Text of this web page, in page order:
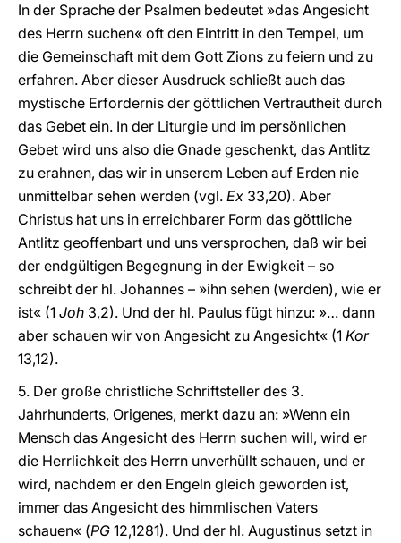
In der Sprache der Psalmen bedeutet »das Angesicht
des Herrn suchen« oft den Eintritt in den Tempel, um
die Gemeinschaft mit dem Gott Zions zu feiern und zu
erfahren. Aber dieser Ausdruck schließt auch das
mystische Erfordernis der göttlichen Vertrautheit durch
das Gebet ein. In der Liturgie und im persönlichen
Gebet wird uns also die Gnade geschenkt, das Antlitz
zu erahnen, das wir in unserem Leben auf Erden nie
unmittelbar sehen werden (vgl. Ex 33,20). Aber
Christus hat uns in erreichbarer Form das göttliche
Antlitz geoffenbart und uns versprochen, daß wir bei
der endgültigen Begegnung in der Ewigkeit – so
schreibt der hl. Johannes – »ihn sehen (werden), wie er
ist« (1 Joh 3,2). Und der hl. Paulus fügt hinzu: »… dann
aber schauen wir von Angesicht zu Angesicht« (1 Kor
13,12).
5. Der große christliche Schriftsteller des 3.
Jahrhunderts, Origenes, merkt dazu an: »Wenn ein
Mensch das Angesicht des Herrn suchen will, wird er
die Herrlichkeit des Herrn unverhüllt schauen, und er
wird, nachdem er den Engeln gleich geworden ist,
immer das Angesicht des himmlischen Vaters
schauen« (PG 12,1281). Und der hl. Augustinus setzt in